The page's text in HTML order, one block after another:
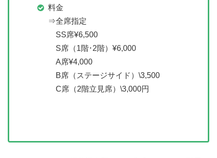
料金
⇒全席指定
SS席¥6,500
S席（1階･2階）¥6,000
A席¥4,000
B席（ステージサイド）\3,500
C席（2階立見席）\3,000円